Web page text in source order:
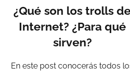
¿Qué son los trolls
Internet? ¿Para qué
sirven?
En este post conocerás todos